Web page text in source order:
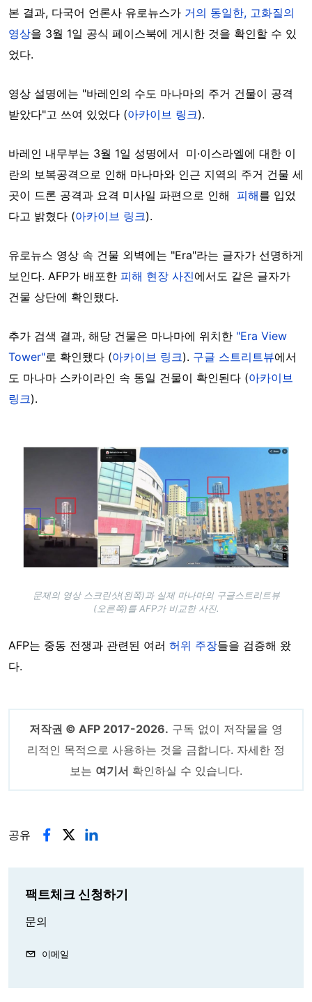
본 결과, 다국어 언론사 유로뉴스가 거의 동일한, 고화질의
영상을 3월 1일 공식 페이스북에 게시한 것을 확인할 수 있
었다.
영상 설명에는 "바레인의 수도 마나마의 주거 건물이 공격
받았다"고 쓰여 있었다 (아카이브 링크).
바레인 내무부는 3월 1일 성명에서 미·이스라엘에 대한 이
란의 보복공격으로 인해 마나마와 인근 지역의 주거 건물 세
곳이 드론 공격과 요격 미사일 파편으로 인해 피해를 입었
다고 밝혔다 (아카이브 링크).
유로뉴스 영상 속 건물 외벽에는 "Era"라는 글자가 선명하게
보인다. AFP가 배포한 피해 현장 사진에서도 같은 글자가
건물 상단에 확인됐다.
추가 검색 결과, 해당 건물은 마나마에 위치한 "Era View
Tower"로 확인됐다 (아카이브 링크). 구글 스트리트뷰에서
도 마나마 스카이라인 속 동일 건물이 확인된다 (아카이브
링크).
문제의 영상 스크린샷(왼쪽)과 실제 마나마의 구글스트리트뷰
(오른쪽)를 AFP가 비교한 사진.
AFP는 중동 전쟁과 관련된 여러 허위 주장들을 검증해 왔
다.
저작권 © AFP 2017-2026. 구독 없이 저작물을 영
리적인 목적으로 사용하는 것을 금합니다. 자세한 정
보는 여기서 확인하실 수 있습니다.
공유
팩트체크 신청하기
문의
이메일